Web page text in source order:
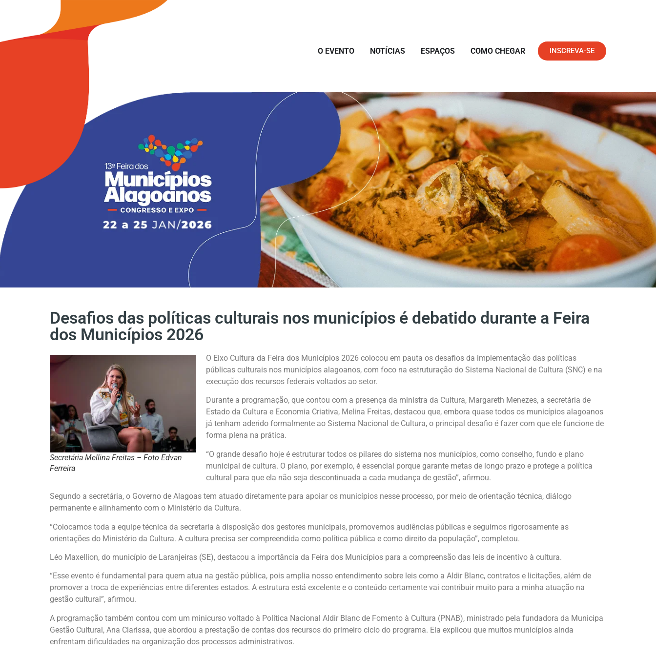
O EVENTO NOTÍCIAS ESPAÇOS COMO CHEGAR INSCREVA-SE
Desafios das políticas culturais nos municípios é debatido durante a Feira
dos Municípios 2026
Secretária Mellina Freitas – Foto Edvan
Ferreira
O Eixo Cultura da Feira dos Municípios 2026 colocou em pauta os desafios da implementação das políticas
públicas culturais nos municípios alagoanos, com foco na estruturação do Sistema Nacional de Cultura (SNC) e na
execução dos recursos federais voltados ao setor.
Durante a programação, que contou com a presença da ministra da Cultura, Margareth Menezes, a secretária de
Estado da Cultura e Economia Criativa, Melina Freitas, destacou que, embora quase todos os municípios alagoanos
já tenham aderido formalmente ao Sistema Nacional de Cultura, o principal desafio é fazer com que ele funcione de
forma plena na prática.
“O grande desafio hoje é estruturar todos os pilares do sistema nos municípios, como conselho, fundo e plano
municipal de cultura. O plano, por exemplo, é essencial porque garante metas de longo prazo e protege a política
cultural para que ela não seja descontinuada a cada mudança de gestão”, afirmou.
Segundo a secretária, o Governo de Alagoas tem atuado diretamente para apoiar os municípios nesse processo, por meio de orientação técnica, diálogo
permanente e alinhamento com o Ministério da Cultura.
“Colocamos toda a equipe técnica da secretaria à disposição dos gestores municipais, promovemos audiências públicas e seguimos rigorosamente as
orientações do Ministério da Cultura. A cultura precisa ser compreendida como política pública e como direito da população”, completou.
Léo Maxellion, do município de Laranjeiras (SE), destacou a importância da Feira dos Municípios para a compreensão das leis de incentivo à cultura.
“Esse evento é fundamental para quem atua na gestão pública, pois amplia nosso entendimento sobre leis como a Aldir Blanc, contratos e licitações, além de
promover a troca de experiências entre diferentes estados. A estrutura está excelente e o conteúdo certamente vai contribuir muito para a minha atuação na
gestão cultural”, afirmou.
A programação também contou com um minicurso voltado à Política Nacional Aldir Blanc de Fomento à Cultura (PNAB), ministrado pela fundadora da Municipa
Gestão Cultural, Ana Clarissa, que abordou a prestação de contas dos recursos do primeiro ciclo do programa. Ela explicou que muitos municípios ainda
enfrentam dificuldades na organização dos processos administrativos.